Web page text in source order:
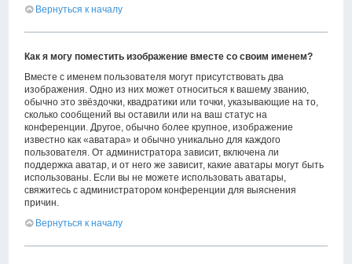
Вернуться к началу
Как я могу поместить изображение вместе со своим именем?
Вместе с именем пользователя могут присутствовать два
изображения. Одно из них может относиться к вашему званию,
обычно это звёздочки, квадратики или точки, указывающие на то,
сколько сообщений вы оставили или на ваш статус на
конференции. Другое, обычно более крупное, изображение
известно как «аватара» и обычно уникально для каждого
пользователя. От администратора зависит, включена ли
поддержка аватар, и от него же зависит, какие аватары могут быть
использованы. Если вы не можете использовать аватары,
свяжитесь с администратором конференции для выяснения
причин.
Вернуться к началу